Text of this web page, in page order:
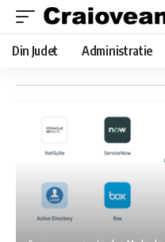
Din Judet Administratie